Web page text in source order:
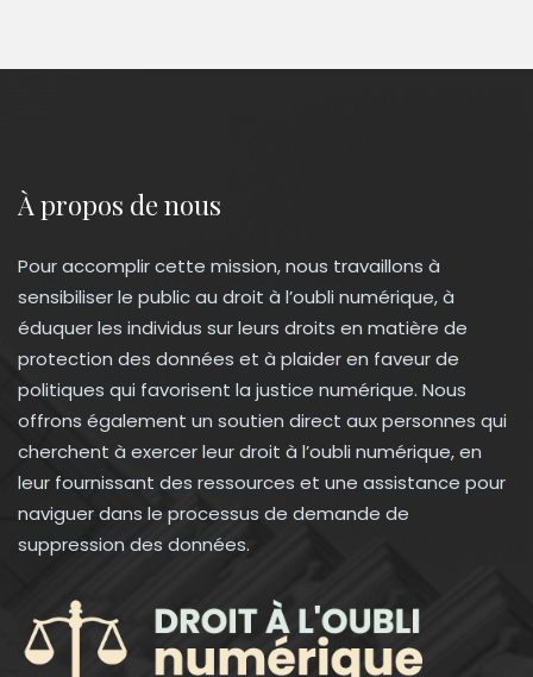
À propos de nous
Pour accomplir cette mission, nous travaillons à
sensibiliser le public au droit à l’oubli numérique, à
éduquer les individus sur leurs droits en matière de
protection des données et à plaider en faveur de
politiques qui favorisent la justice numérique. Nous
offrons également un soutien direct aux personnes qui
cherchent à exercer leur droit à l’oubli numérique, en
leur fournissant des ressources et une assistance pour
naviguer dans le processus de demande de
suppression des données.